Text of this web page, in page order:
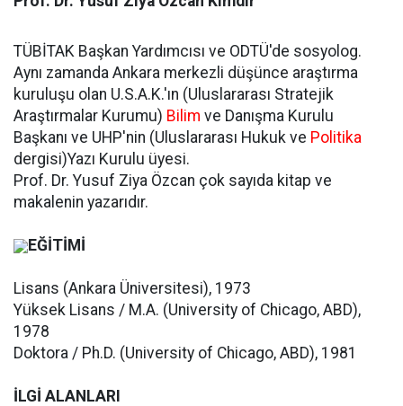
TÜBİTAK Başkan Yardımcısı ve ODTÜ'de sosyolog.
Aynı zamanda Ankara merkezli düşünce araştırma
kuruluşu olan U.S.A.K.'ın (Uluslararası Stratejik
Araştırmalar Kurumu) Bilim ve Danışma Kurulu
Başkanı ve UHP'nin (Uluslararası Hukuk ve Politika
dergisi)Yazı Kurulu üyesi.
Prof. Dr. Yusuf Ziya Özcan çok sayıda kitap ve
makalenin yazarıdır.
EĞİTİMİ
Lisans (Ankara Üniversitesi), 1973
Yüksek Lisans / M.A. (University of Chicago, ABD),
1978
Doktora / Ph.D. (University of Chicago, ABD), 1981
İLGİ ALANLARI